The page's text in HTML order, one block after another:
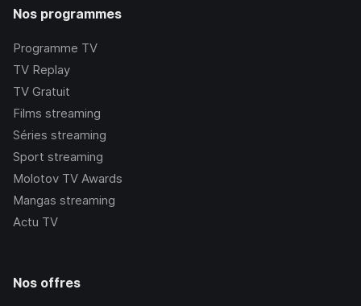
Nos programmes
Programme TV
TV Replay
TV Gratuit
Films streaming
Séries streaming
Sport streaming
Molotov TV Awards
Mangas streaming
Actu TV
Nos offres